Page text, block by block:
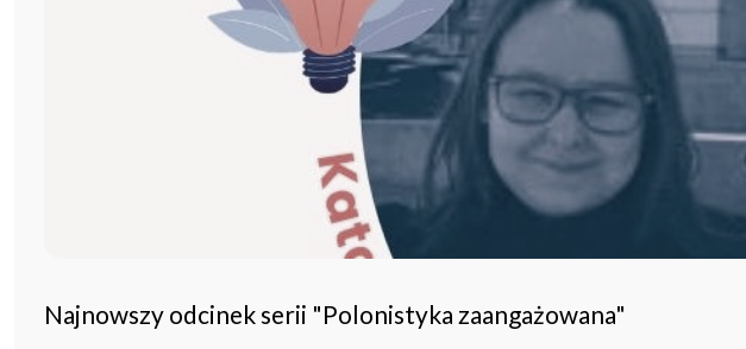
Najnowszy odcinek serii "Polonistyka zaangażowana"